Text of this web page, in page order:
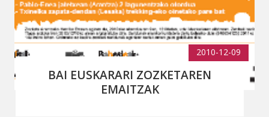
2010-12-09
BAI EUSKARARI ZOZKETAREN
EMAITZAK